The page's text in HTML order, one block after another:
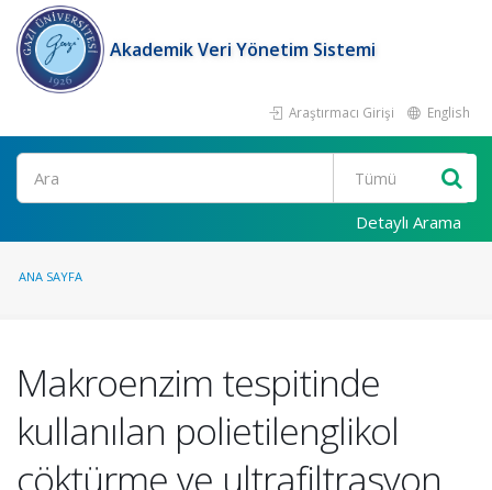
Akademik Veri Yönetim Sistemi
Araştırmacı Girişi English
Ara
Detaylı Arama
ANA SAYFA
Makroenzim tespitinde
kullanılan polietilenglikol
çöktürme ve ultrafiltrasyon